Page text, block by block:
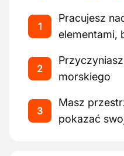
1
Pracujesz
elementami,
2
morskiego
3
Masz
pokazać